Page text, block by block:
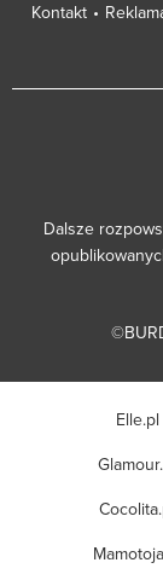
Kontakt
Dalsze
Elle.pl